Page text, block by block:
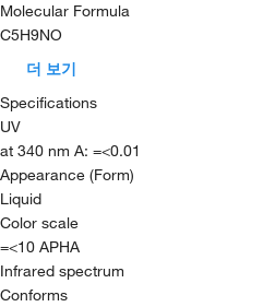
Molecular Formula
C5H9NO
더 보기
Specifications
UV
at 340 nm A: =<0.01
Appearance (Form)
Liquid
Color scale
=<10 APHA
Infrared spectrum
Conforms